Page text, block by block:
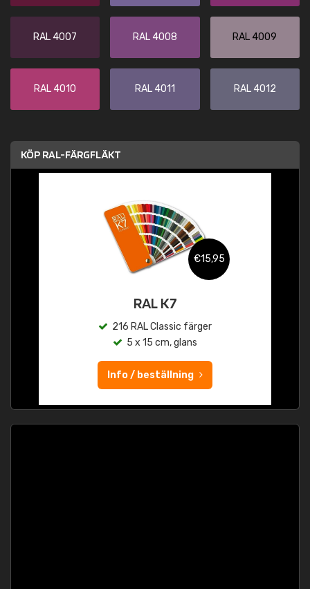
RAL 4007 RAL 4008 RAL 4009
RAL 4010 RAL 4011 RAL 4012
KÖP RAL-FÄRGFLÄKT
€15,95
RAL K7
216 RAL Classic färger
5 x 15 cm, glans
Info / beställning